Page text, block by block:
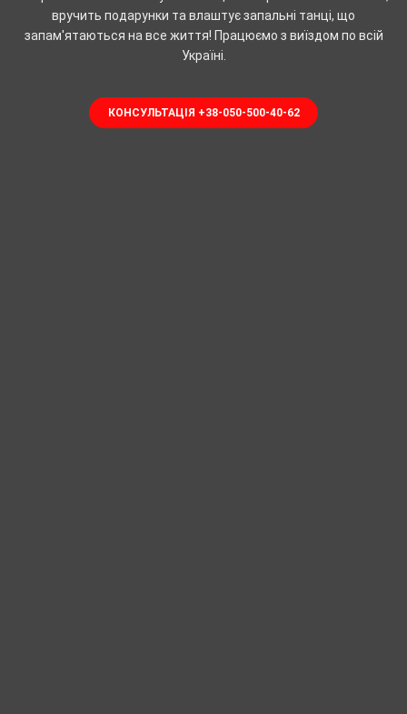
вручить подарунки та влаштує запальні танці, що
запам'ятаються на все життя! Працюємо з виїздом по всій
Україні.
КОНСУЛЬТАЦІЯ +38-050-500-40-62